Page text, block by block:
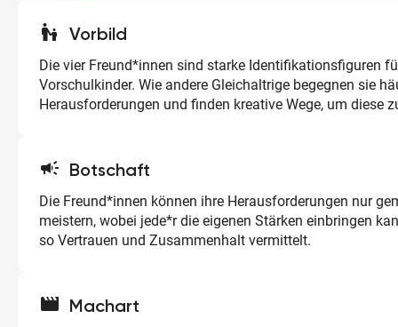
escalator_warning Vorbild
Die vier Freund*innen sind starke Identifikationsfiguren
Vorschulkinder. Wie andere Gleichaltrige begegnen sie
Herausforderungen und finden kreative Wege, um diese
campaign Botschaft
Die Freund*innen können ihre Herausforderungen nur
meistern, wobei jede*r die eigenen Stärken einbringen
so Vertrauen und Zusammenhalt vermittelt.
movie Machart